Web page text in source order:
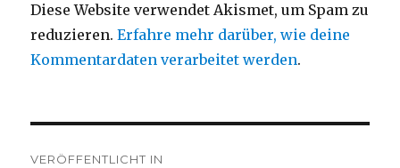
Diese Website verwendet Akismet, um Spam zu
reduzieren.Erfahre mehr darüber, wie deine
Kommentardaten verarbeitet werden.
VERÖFFENTLICHT IN